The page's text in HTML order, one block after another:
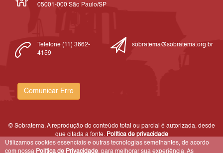
05001-000 São Paulo/SP
Telefone (11) 3662-
4159
sobratema@sobratema.org.br
Comunicar Erro
© Sobratema. A reprodução do conteúdo total ou parcial é autorizada, desde
que citada a fonte. Política de privacidade
Utilizamos cookies essenciais e outras tecnologias semelhantes, de acordo
com nossa Política de Privacidade, para melhorar sua experiência. As